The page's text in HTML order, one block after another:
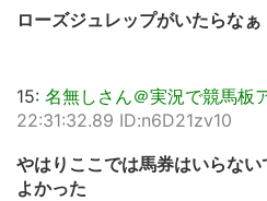
ローズジュレップがいたらなぁ
15: 名無しさん＠実況で競馬板
22:31:32.89 ID:n6D21zv10
やはりここでは馬券はいらない
よかった